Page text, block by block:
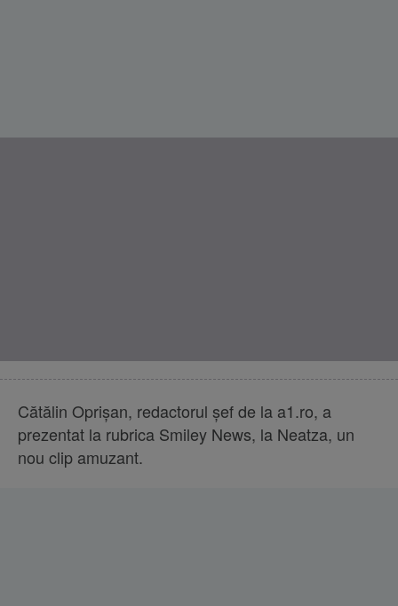
Cătălin Oprişan, redactorul şef de la a1.ro, a
prezentat la rubrica Smiley News, la Neatza, un
nou clip amuzant.